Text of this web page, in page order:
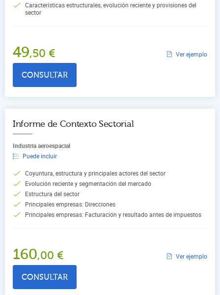
Características estructurales, evolución reciente y provisiones del
sector
49,50 € Ver ejemplo
CONSULTAR
Informe de Contexto Sectorial
Industria aeroespacial
Puede incluir
Coyuntura, estructura y principales actores del sector
Evolución reciente y segmentación del mercado
Estructura del sector
Principales empresas: Direcciones
Principales empresas: Facturación y resultado antes de impuestos
160,00 € Ver ejemplo
CONSULTAR